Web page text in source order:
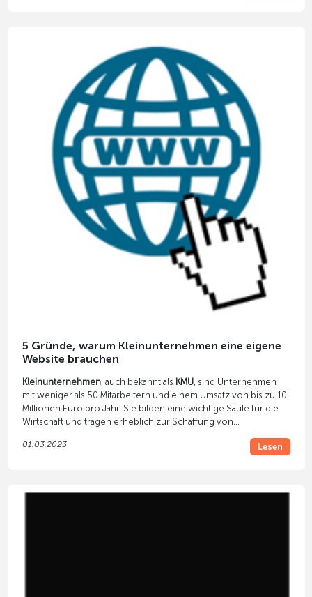
5 Gründe, warum Kleinunternehmen eine eigene
Website brauchen
Kleinunternehmen, auch bekannt als KMU, sind Unternehmen
mit weniger als 50 Mitarbeitern und einem Umsatz von bis zu 10
Millionen Euro pro Jahr. Sie bilden eine wichtige Säule für die
Wirtschaft und tragen erheblich zur Schaffung von
01.03.2023
Lesen